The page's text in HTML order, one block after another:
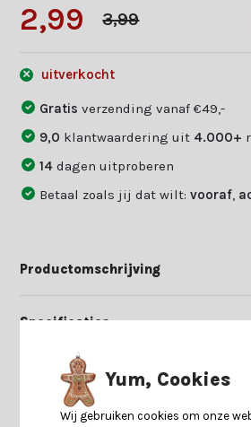
2,99 3,99
uitverkocht
Gratisverzending vanaf €49,-
9,0 klantwaardering uit 4.000+
14dagen uitproberen
Betaal zoals jij dat wilt:vooraf
Productomschrijving
Specificaties
Reviews Yum, Cookies
Wij gebruiken cookies om onze